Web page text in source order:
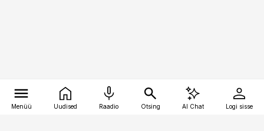
Menüü Uudised Raadio Otsing AI Chat Logi sisse